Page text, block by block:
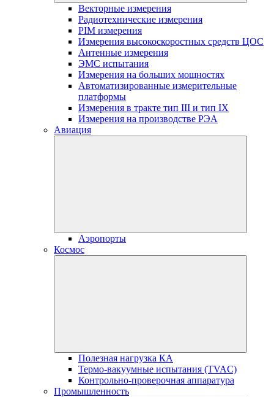
Векторные измерения
Радиотехнические измерения
PIM измерения
Измерения высокоскоростных средств ЦОС
Антенные измерения
ЭМС испытания
Измерения на больших мощностях
Автоматизированные измерительные
платформы
Измерения в тракте тип III и тип IX
Измерения на производстве РЭА
Авиация
Аэропорты
Космос
Полезная нагрузка КА
Термо-вакуумные испытания (TVAC)
Контрольно-проверочная аппаратура
Промышленность